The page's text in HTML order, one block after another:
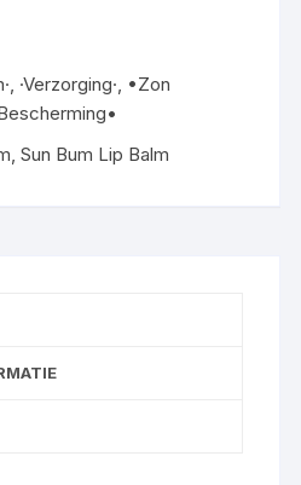
, ·Verzorging·, •Zon
,Sun Bum Lip Balm